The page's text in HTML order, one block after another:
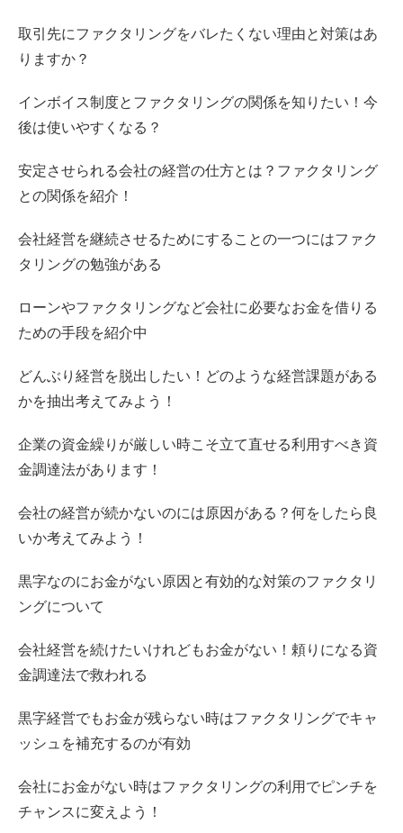
取引先にファクタリングをバレたくない理由と対策はあ
りますか？
インボイス制度とファクタリングの関係を知りたい！今
後は使いやすくなる？
安定させられる会社の経営の仕方とは？ファクタリング
との関係を紹介！
会社経営を継続させるためにすることの一つにはファク
タリングの勉強がある
ローンやファクタリングなど会社に必要なお金を借りる
ための手段を紹介中
どんぶり経営を脱出したい！どのような経営課題がある
かを抽出考えてみよう！
企業の資金繰りが厳しい時こそ立て直せる利用すべき資
金調達法があります！
会社の経営が続かないのには原因がある？何をしたら良
いか考えてみよう！
黒字なのにお金がない原因と有効的な対策のファクタリ
ングについて
会社経営を続けたいけれどもお金がない！頼りになる資
金調達法で救われる
黒字経営でもお金が残らない時はファクタリングでキャ
ッシュを補充するのが有効
会社にお金がない時はファクタリングの利用でピンチを
チャンスに変えよう！